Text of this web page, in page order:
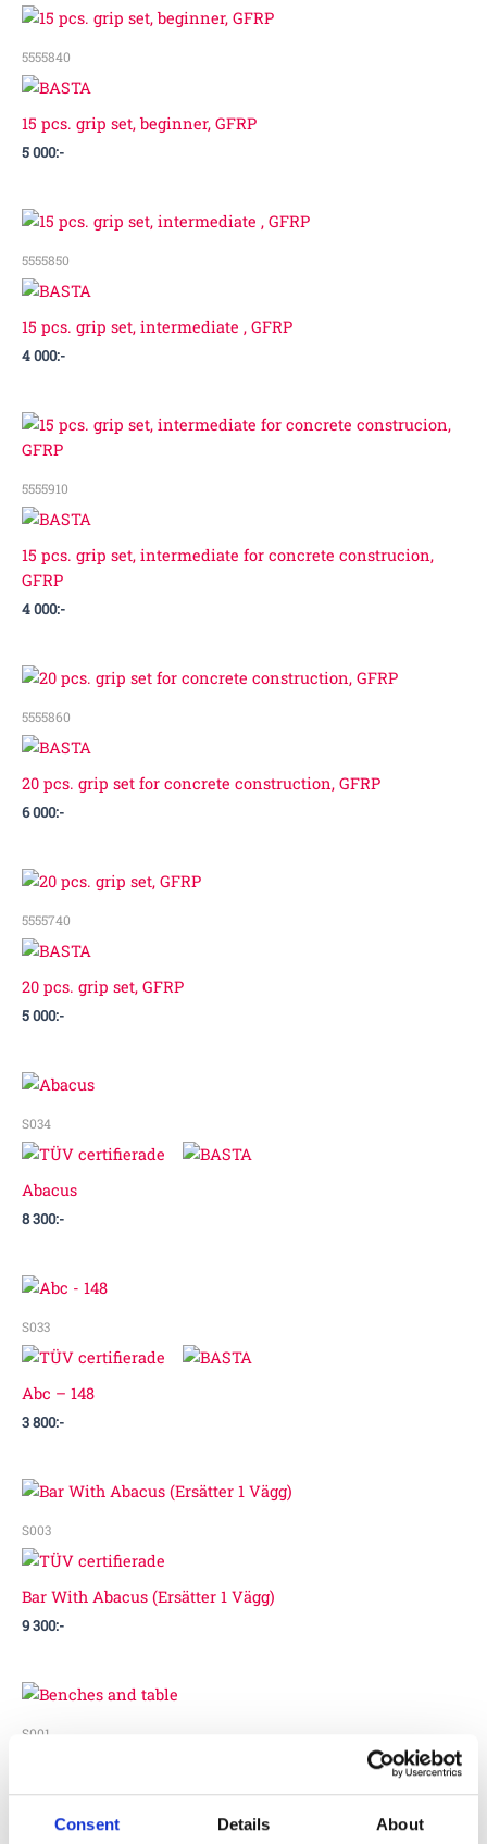
Consent Details About
5555840
15 pcs. grip set, beginner, GFRP
5 000:-
5555850
15 pcs. grip set, intermediate , GFRP
4 000:-
5555910
15 pcs. grip set, intermediate for concrete construcion,
GFRP
4 000:-
5555860
20 pcs. grip set for concrete construction, GFRP
6 000:-
5555740
20 pcs. grip set, GFRP
5 000:-
S034
Abacus
8 300:-
S033
Abc – 148
3 800:-
S003
Bar With Abacus (Ersätter 1 Vägg)
9 300:-
S001
Benches and table
13 400:-